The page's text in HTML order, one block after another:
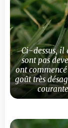
Ci-dessus, il
sont pas
ont
goût très